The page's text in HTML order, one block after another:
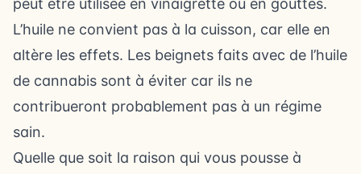
peut être utilisée en vinaigrette ou en gouttes.
L’huile ne convient pas à la cuisson, car elle en
altère les effets. Les beignets faits avec de l’huile
de cannabis sont à éviter car ils ne
contribueront probablement pas à un régime
sain.
Quelle que soit la raison qui vous pousse à